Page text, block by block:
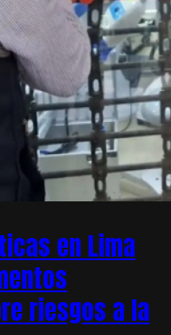
en Lima
riesgos a la